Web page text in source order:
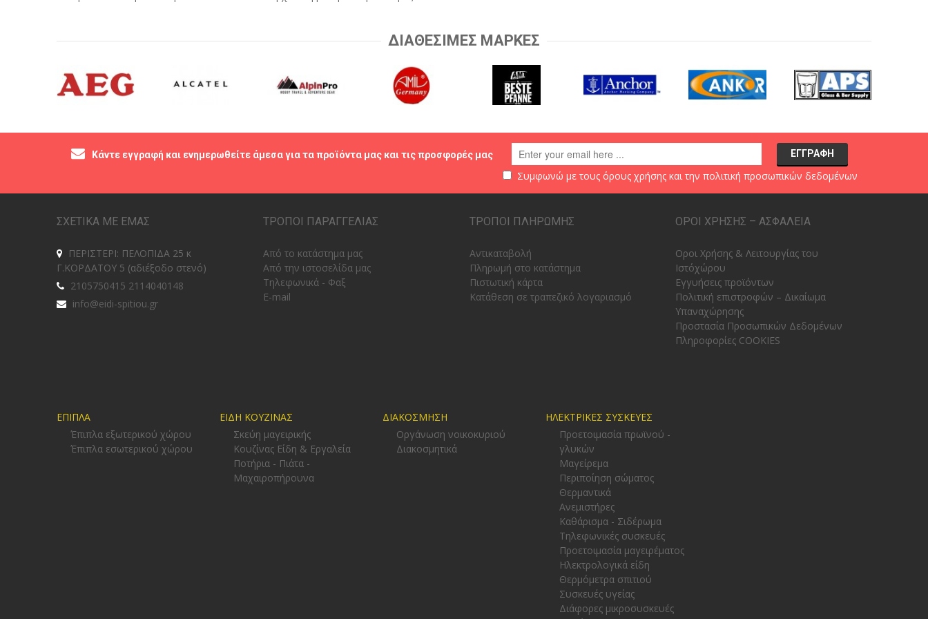
ΔΙΑΘΕΣΙΜΕΣ ΜΑΡΚΕΣ
Κάντε εγγραφή και ενημερωθείτε άμεσα για τα προϊόντα μας και τις προσφορές μας
Συμφωνώ με τους όρους χρήσηςκαι την πολιτική προσωπικών δεδομένων
ΣΧΕΤΙΚΑ ΜΕ ΕΜΑΣ
ΠΕΡΙΣΤΕΡΙ: ΠΕΛΟΠΙΔΑ 25 κ
Γ.ΚΟΡΔΑΤΟΥ 5 (αδιέξοδο στενό)
2105750415 2114040148
info@eidi-spitiou.gr
ΤΡΟΠΟΙ ΠΑΡΑΓΓΕΛΙΑΣ
Από το κατάστημα μας
Από την ιστοσελίδα μας
Tηλεφωνικά - Φαξ
E-mail
ΤΡΟΠΟΙ ΠΛΗΡΩΜΗΣ
Αντικαταβολή
Πληρωμή στο κατάστημα
Πιστωτική κάρτα
Κατάθεση σε τραπεζικό λογαριασμό
ΟΡΟΙ ΧΡΗΣΗΣ – ΑΣΦΑΛΕΙΑ
Οροι Χρήσης & Λειτουργίας του
Ιστόχώρου
Εγγυήσεις προϊόντων
Πολιτική επιστροφών – Δικαίωμα
Υπαναχώρησης
Προστασία Προσωπικών Δεδομένων
Πληροφορίες COOKIES
ΕΠΙΠΛΑ
Έπιπλα εξωτερικού χώρου
Έπιπλα εσωτερικού χώρου
ΕΙΔΗ ΚΟΥΖΙΝΑΣ
Σκεύη μαγειρικής
Κουζίνας Είδη & Εργαλεία
Ποτήρια - Πιάτα -
Μαχαιροπήρουνα
ΔΙΑΚΟΣΜΗΣΗ
Οργάνωση νοικοκυριού
Διακοσμητικά
ΗΛΕΚΤΡΙΚΕΣ ΣΥΣΚΕΥΕΣ
Προετοιμασία πρωϊνού -
γλυκών
Μαγείρεμα
Περιποίηση σώματος
Θερμαντικά
Ανεμιστήρες
Καθάρισμα - Σιδέρωμα
Τηλεφωνικές συσκευές
Προετοιμασία μαγειρέματος
Ηλεκτρολογικά είδη
Θερμόμετρα σπιτιού
Συσκευές υγείας
Διάφορες μικροσυσκευές